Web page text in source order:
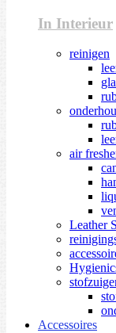
In Interieur
reinigen
air
Leather
Accessoires